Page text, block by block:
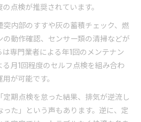
点検が推奨されています。
突内部のすすや灰の蓄積チェック、燃
動作確認、センサー類の清掃などが
専門業者による年1回のメンテナン
る月1回程度のセルフ点検を組み合わ
が可能です。
定期点検を怠った結果、排気が逆流し
た」という声もあります。逆に、定